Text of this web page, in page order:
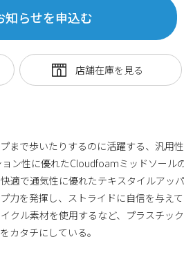
知らせを申込む
まで歩いたりするのに活躍する、汎用
ン性に優れたCloudfoamミッドソール
適で通気性に優れたテキスタイルアッ
力を発揮し、ストライドに自信を与え
クル素材を使用するなど、プラスチッ
カタチにしている。